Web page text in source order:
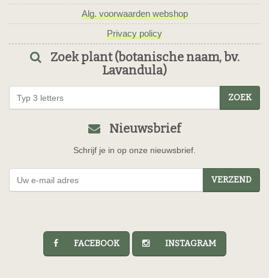
Alg. voorwaarden webshop
Privacy policy
Zoek plant (botanische naam, bv.
Lavandula)
ZOEK
Nieuwsbrief
Schrijf je in op onze nieuwsbrief.
VERZEND
FACEBOOK INSTAGRAM